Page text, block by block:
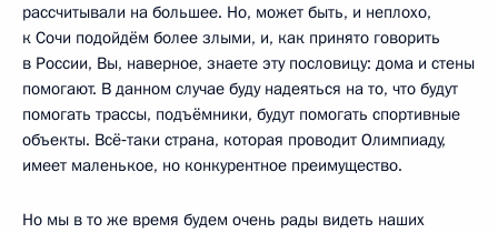
рассчитывали на большее. Но, может быть, и неплохо,
к Сочи подойдём более злыми, и, как принято говорить
в России, Вы, наверное, знаете эту пословицу: дома и стены
помогают. В данном случае буду надеяться на то, что будут
помогать трассы, подъёмники, будут помогать спортивные
объекты. Всё‑таки страна, которая проводит Олимпиаду,
имеет маленькое, но конкурентное преимущество.
Но мы в то же время будем очень рады видеть наших